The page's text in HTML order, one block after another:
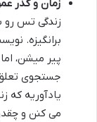
زمان و گذر
زندگی تس
برانگیزه.
پیر میشن،
جستجوی
یادآوریه که
می کنن و